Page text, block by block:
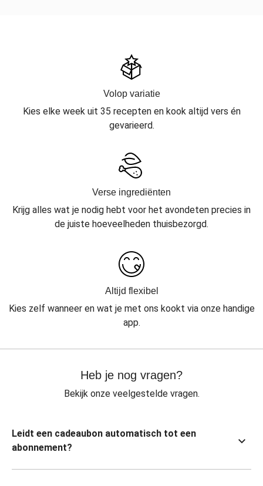
Volop variatie
Kies elke week uit 35 recepten en kook altijd vers én
gevarieerd.
Verse ingrediënten
Krijg alles wat je nodig hebt voor het avondeten precies in
de juiste hoeveelheden thuisbezorgd.
Altijd flexibel
Kies zelf wanneer en wat je met ons kookt via onze handige
app.
Heb je nog vragen?
Bekijk onze veelgestelde vragen.
Leidt een cadeaubon automatisch tot een
abonnement?